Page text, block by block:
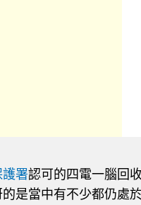
署認可的四電一腦回
是當中有不少都仍處